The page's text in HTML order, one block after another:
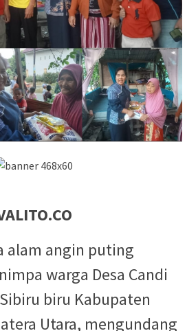
alam angin puting
warga Desa Candi
biru Kabupaten
Utara, mengundang